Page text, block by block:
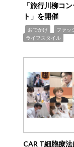
「旅行川柳コ
ト」を開催
おでかけ ファッ
ライフスタイル
CAR T細胞療